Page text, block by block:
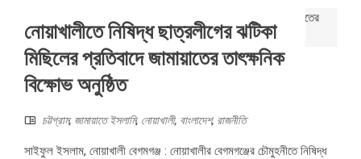
নোয়াখালীতে নিষিদ্ধ ছাত্রলীগের ঝটিকা
মিছিলের প্রতিবাদে জামায়াতের তাৎক্ষনিক
বিক্ষোভ অনুষ্ঠিত
চট্টগ্রাম, জামায়াতে ইসলামি, নোয়াখালী, বাংলাদেশ, রাজনীতি
সাইফুল ইসলাম, নোয়াখালী বেগমগঞ্জ : নোয়াখালীর বেগমগঞ্জের চৌমুহনীতে নিষিদ্ধ